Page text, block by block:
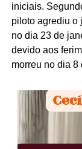
iniciais.
piloto agrediu o
no dia 23 de
devido aos
morreu no dia 8